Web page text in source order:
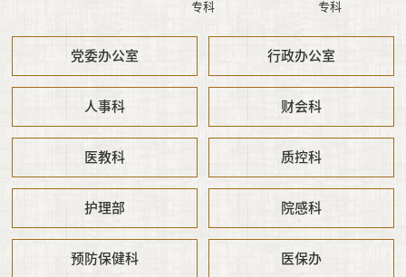
专科
专科
党委办公室 行政办公室
人事科 财会科
医教科 质控科
护理部 院感科
预防保健科 医保办